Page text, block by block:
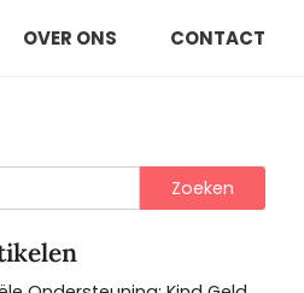
OVER ONS CONTACT
Zoeken